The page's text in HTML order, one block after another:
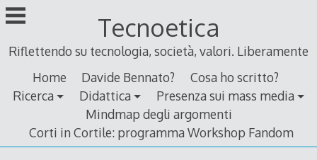
Skip
to
Tecnoetica
Riflettendo su tecnologia, società, valori. Liberamente
Home
Davide Bennato?
Cosa ho scritto?
Ricerca
Didattica
Presenza sui mass media
Mindmap degli argomenti
Corti in Cortile: programma Workshop Fandom